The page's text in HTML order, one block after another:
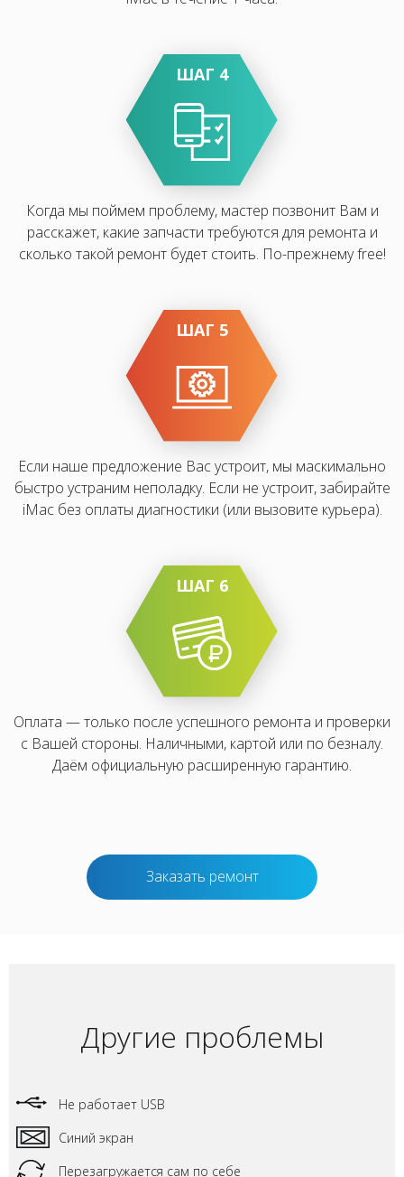
ШАГ 4
Когда мы поймем проблему, мастер позвонит Вам и
расскажет, какие запчасти требуются для ремонта и
сколько такой ремонт будет стоить. По-прежнему free!
ШАГ 5
Если наше предложение Вас устроит, мы маскимально
быстро устраним неполадку. Если не устроит, забирайте
iMac без оплаты диагностики (или вызовите курьера).
ШАГ 6
Оплата — только после успешного ремонта и проверки
с Вашей стороны. Наличными, картой или по безналу.
Даём официальную расширенную гарантию.
Заказать ремонт
Другие проблемы
Не работает USB
Синий экран
Перезагружается сам по себе